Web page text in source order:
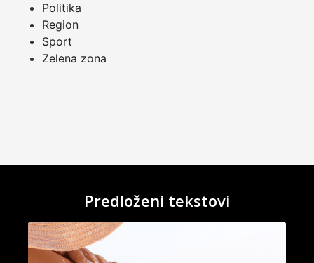
Politika
Region
Sport
Zelena zona
Predloženi tekstovi